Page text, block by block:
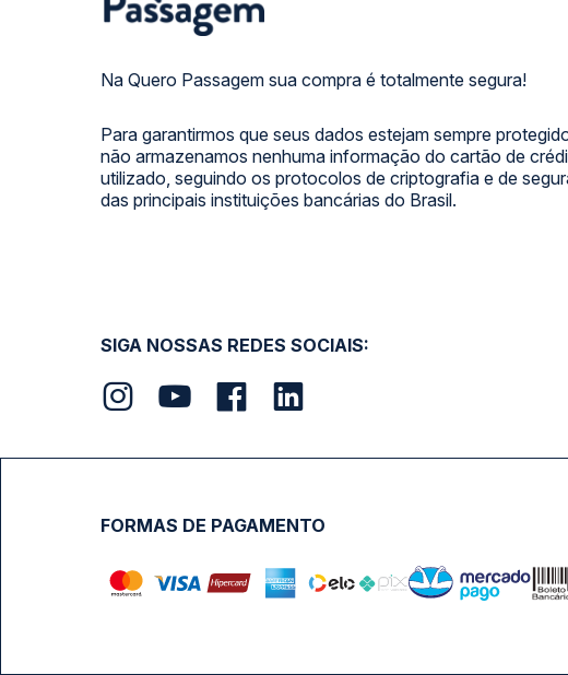
Na Quero Passagem sua compra é totalmente segura!
Para garantirmos que seus dados estejam sempre
não armazenamos nenhuma informação do cartão de
utilizado, seguindo os protocolos de criptografia e de
das principais instituições bancárias do Brasil.
SIGA NOSSAS REDES SOCIAIS:
FORMAS DE PAGAMENTO